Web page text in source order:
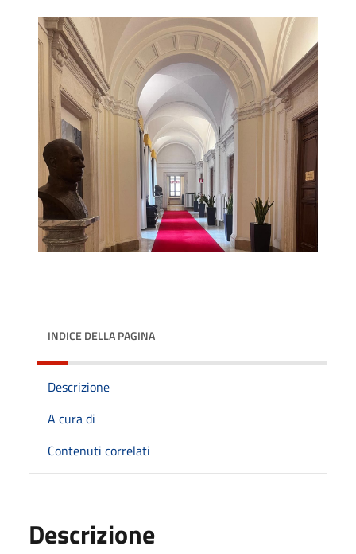
INDICE DELLA PAGINA
Descrizione
A cura di
Contenuti correlati
Descrizione